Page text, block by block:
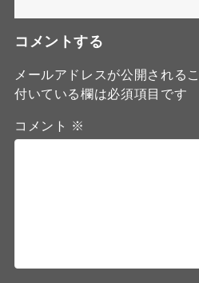
コメントする
メールアドレスが公開される
付いている欄は必須項目です
コメント ※